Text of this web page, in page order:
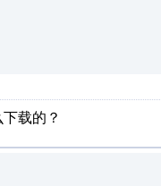
载的？